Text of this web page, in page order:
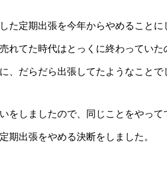
た定期出張を今年からやめることに
れてた時代はとっくに終わっていた
、だらだら出張してたようなことで
をしましたので、同じことをやっ
期出張をやめる決断をしました。